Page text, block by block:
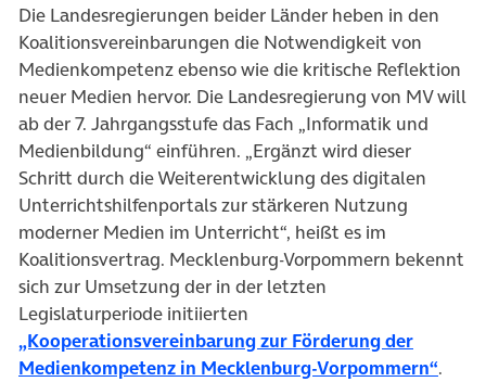
Die Landesregierungen beider Länder heben in den
Koalitionsvereinbarungen die Notwendigkeit von
Medienkompetenz ebenso wie die kritische Reflektion
neuer Medien hervor. Die Landesregierung von MV will
ab der 7. Jahrgangsstufe das Fach „Informatik und
Medienbildung“ einführen. „Ergänzt wird dieser
Schritt durch die Weiterentwicklung des digitalen
Unterrichtshilfenportals zur stärkeren Nutzung
moderner Medien im Unterricht“, heißt es im
Koalitionsvertrag. Mecklenburg-Vorpommern bekennt
sich zur Umsetzung der in der letzten
Legislaturperiode initiierten
„Kooperationsvereinbarung zur Förderung der
Medienkompetenz in Mecklenburg-Vorpommern“.